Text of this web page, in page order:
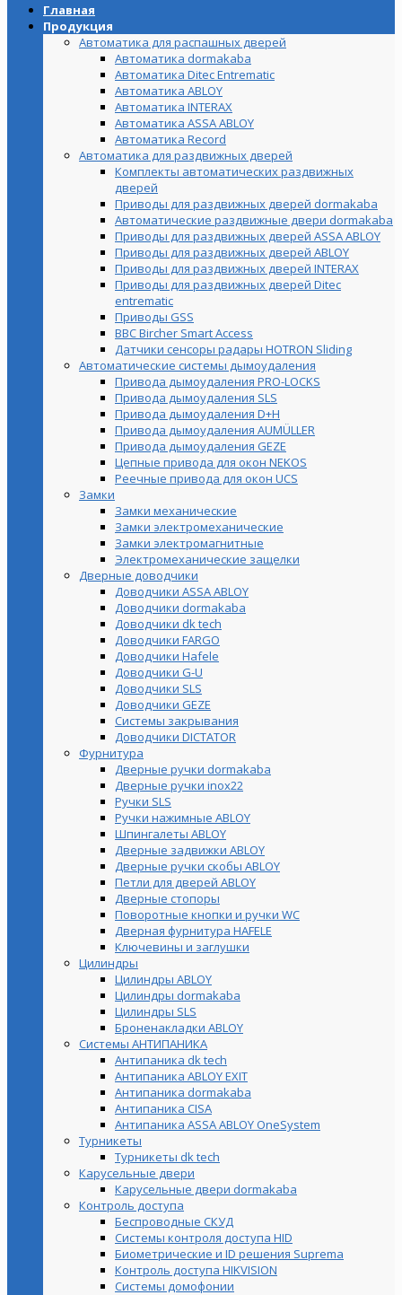
Главная
Продукция
Автоматика для распашных дверей
Автоматика dormakaba
Автоматика Ditec Entrematic
Автоматика ABLOY
Автоматика INTERAX
Автоматика ASSA ABLOY
Автоматика Record
Автоматика для раздвижных дверей
Комплекты автоматических раздвижных
дверей
Приводы для раздвижных дверей dormakaba
Автоматические раздвижные двери dormakaba
Приводы для раздвижных дверей ASSA ABLOY
Приводы для раздвижных дверей ABLOY
Приводы для раздвижных дверей INTERAX
Приводы для раздвижных дверей Ditec
entrematic
Приводы GSS
BBC Bircher Smart Access
Датчики сенсоры радары HOTRON Sliding
Автоматические системы дымоудаления
Привода дымоудаления PRO-LOCKS
Привода дымоудаления SLS
Привода дымоудаления D+H
Привода дымоудаления AUMÜLLER
Привода дымоудаления GEZE
Цепные привода для окон NEKOS
Реечные привода для окон UСS
Замки
Замки механические
Замки электромеханические
Замки электромагнитные
Электромеханические защелки
Дверные доводчики
Доводчики ASSA ABLOY
Доводчики dormakaba
Доводчики dk tech
Доводчики FARGO
Доводчики Hafele
Доводчики G-U
Доводчики SLS
Доводчики GEZE
Cистемы закрывания
Доводчики DICTATOR
Фурнитура
Дверные ручки dormakaba
Дверные ручки inox22
Ручки SLS
Ручки нажимные ABLOY
Шпингалеты ABLOY
Дверные задвижки ABLOY
Дверные ручки скобы ABLOY
Петли для дверей ABLOY
Дверные стопоры
Поворотные кнопки и ручки WC
Дверная фурнитура HAFELE
Ключевины и заглушки
Цилиндры
Цилиндры ABLOY
Цилиндры dormakaba
Цилиндры SLS
Броненакладки ABLOY
Системы АНТИПАНИКА
Антипаника dk tech
Антипаника ABLOY EXIT
Антипаника dormakaba
Антипаника СISA
Антипаника ASSA ABLOY OneSystem
Турникеты
Турникеты dk tech
Карусельные двери
Карусельные двери dormakaba
Контроль доступа
Беспроводные СКУД
Системы контроля доступа HID
Биометрические и ID решения Suprema
Контроль доступа HIKVISION
Системы домофонии